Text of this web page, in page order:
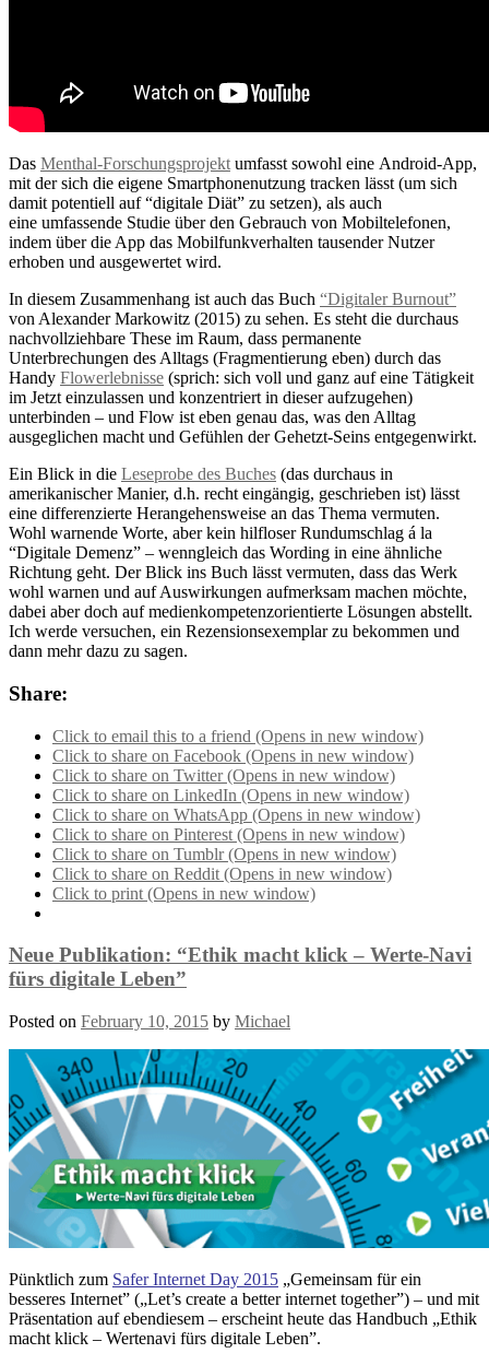
Das Menthal-Forschungsprojekt umfasst sowohl eine Android-App,
mit der sich die eigene Smartphonenutzung tracken lässt (um sich
damit potentiell auf “digitale Diät” zu setzen), als auch
eine umfassende Studie über den Gebrauch von Mobiltelefonen,
indem über die App das Mobilfunkverhalten tausender Nutzer
erhoben und ausgewertet wird.
In diesem Zusammenhang ist auch das Buch “Digitaler Burnout”
von Alexander Markowitz (2015) zu sehen. Es steht die durchaus
nachvollziehbare These im Raum, dass permanente
Unterbrechungen des Alltags (Fragmentierung eben) durch das
Handy Flowerlebnisse (sprich: sich voll und ganz auf eine Tätigkeit
im Jetzt einzulassen und konzentriert in dieser aufzugehen)
unterbinden – und Flow ist eben genau das, was den Alltag
ausgeglichen macht und Gefühlen der Gehetzt-Seins entgegenwirkt.
Ein Blick in die Leseprobe des Buches (das durchaus in
amerikanischer Manier, d.h. recht eingängig, geschrieben ist) lässt
eine differenzierte Herangehensweise an das Thema vermuten.
Wohl warnende Worte, aber kein hilfloser Rundumschlag á la
“Digitale Demenz” – wenngleich das Wording in eine ähnliche
Richtung geht. Der Blick ins Buch lässt vermuten, dass das Werk
wohl warnen und auf Auswirkungen aufmerksam machen möchte,
dabei aber doch auf medienkompetenzorientierte Lösungen abstellt.
Ich werde versuchen, ein Rezensionsexemplar zu bekommen und
dann mehr dazu zu sagen.
Share:
Click to email this to a friend (Opens in new window)
Click to share on Facebook (Opens in new window)
Click to share on Twitter (Opens in new window)
Click to share on LinkedIn (Opens in new window)
Click to share on WhatsApp (Opens in new window)
Click to share on Pinterest (Opens in new window)
Click to share on Tumblr (Opens in new window)
Click to share on Reddit (Opens in new window)
Click to print (Opens in new window)
Neue Publikation: “Ethik macht klick – Werte-Navi
fürs digitale Leben”
Posted on February 10, 2015 by Michael
Pünktlich zum Safer Internet Day 2015 „Gemeinsam für ein
besseres Internet” („Let’s create a better internet together”) – und mit
Präsentation auf ebendiesem – erscheint heute das Handbuch „Ethik
macht klick – Wertenavi fürs digitale Leben”.